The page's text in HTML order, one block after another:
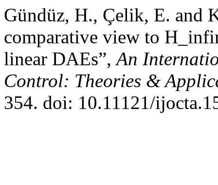
Gündüz, H., Çelik, E. and
comparative view to
linear DAEs”,An
Control: Theories &
354. doi: 10.11121/